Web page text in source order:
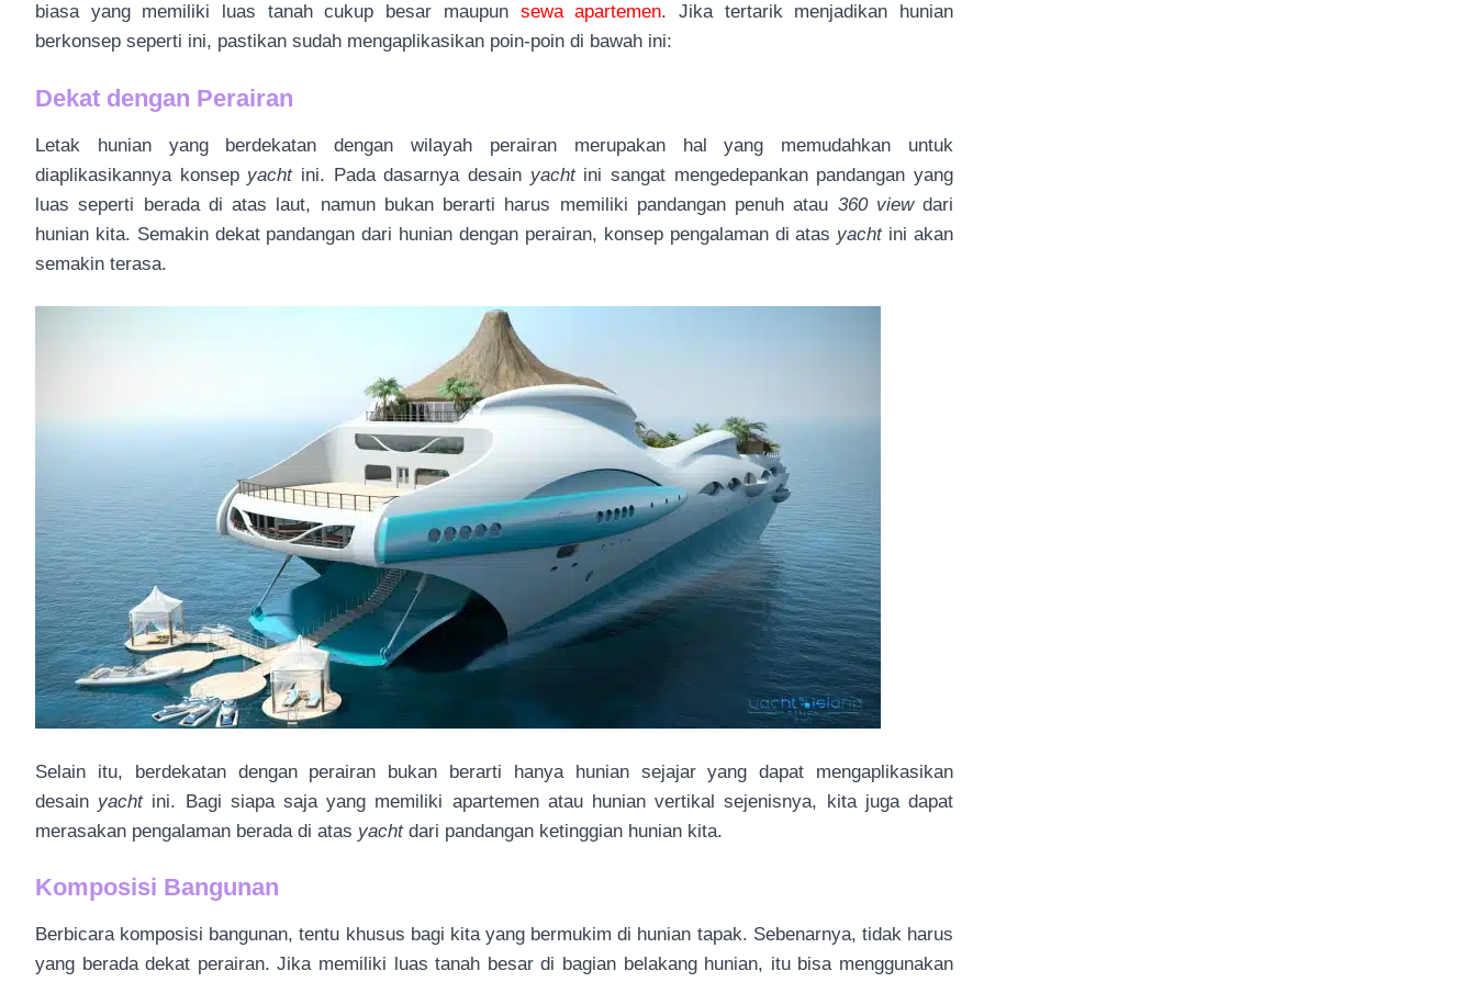
biasa yang memiliki luas tanah cukup besar maupun sewa apartemen. Jika tertarik menjadikan hunian
berkonsep seperti ini, pastikan sudah mengaplikasikan poin-poin di bawah ini:
Dekat dengan Perairan
Letak hunian yang berdekatan dengan wilayah perairan merupakan hal yang memudahkan untuk
diaplikasikannya konsep yachtini. Pada dasarnya desain yachtini sangat mengedepankan pandangan yang
luas seperti berada di atas laut, namun bukan berarti harus memiliki pandangan penuh atau 360 viewdari
hunian kita. Semakin dekat pandangan dari hunian dengan perairan, konsep pengalaman di atas yachtini akan
semakin terasa.
Selain itu, berdekatan dengan perairan bukan berarti hanya hunian sejajar yang dapat mengaplikasikan
desain yachtini. Bagi siapa saja yang memiliki apartemen atau hunian vertikal sejenisnya, kita juga dapat
merasakan pengalaman berada di atas yachtdari pandangan ketinggian hunian kita.
Komposisi Bangunan
Berbicara komposisi bangunan, tentu khusus bagi kita yang bermukim di hunian tapak. Sebenarnya, tidak harus
yang berada dekat perairan. Jika memiliki luas tanah besar di bagian belakang hunian, itu bisa menggunakan